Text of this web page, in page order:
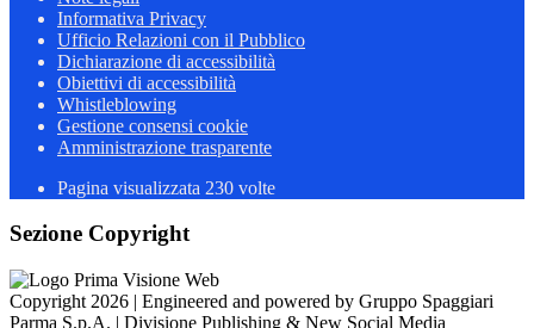
Informativa Privacy
Ufficio Relazioni con il Pubblico
Dichiarazione di accessibilità
Obiettivi di accessibilità
Whistleblowing
Gestione consensi cookie
Amministrazione trasparente
Pagina visualizzata 230 volte
Sezione Copyright
Copyright 2026 | Engineered and powered by Gruppo Spaggiari
Parma S.p.A. | Divisione Publishing & New Social Media